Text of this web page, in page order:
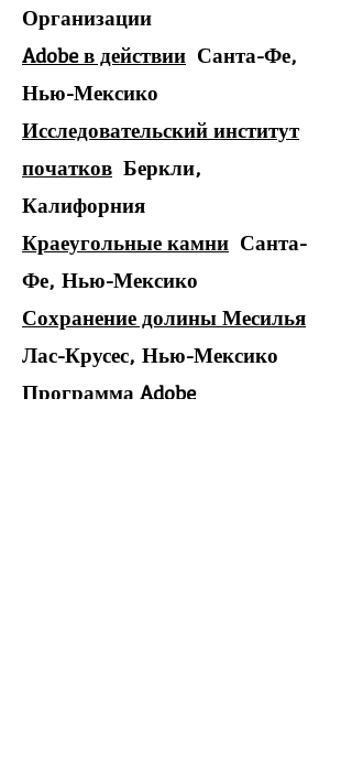
Организации
Adobe в действии Санта-Фе,
Нью-Мексико
Исследовательский институт
початков Беркли,
Калифорния
Краеугольные камни Санта-
Фе, Нью-Мексико
Сохранение долины Месилья
Лас-Крусес, Нью-Мексико
Программа Adobe